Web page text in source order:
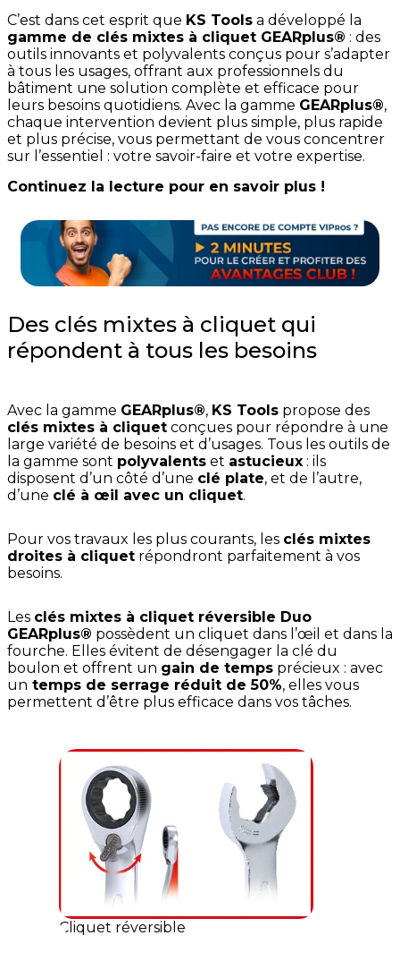
C’est dans cet esprit que KS Tools a développé la
gamme de clés mixtes à cliquet GEARplus® : des
outils innovants et polyvalents conçus pour s’adapter
à tous les usages, offrant aux professionnels du
bâtiment une solution complète et efficace pour
leurs besoins quotidiens. Avec la gamme GEARplus®,
chaque intervention devient plus simple, plus rapide
et plus précise, vous permettant de vous concentrer
sur l’essentiel : votre savoir-faire et votre expertise.
Continuez la lecture pour en savoir plus !
Des clés mixtes à cliquet qui
répondent à tous les besoins
Avec la gamme GEARplus®, KS Tools propose des
clés mixtes à cliquet conçues pour répondre à une
large variété de besoins et d’usages. Tous les outils de
la gamme sont polyvalents et astucieux : ils
disposent d’un côté d’une clé plate, et de l’autre,
d’une clé à œil avec un cliquet.
Pour vos travaux les plus courants, les clés mixtes
droites à cliquet répondront parfaitement à vos
besoins.
Les clés mixtes à cliquet réversible Duo
GEARplus® possèdent un cliquet dans l’œil et dans la
fourche. Elles évitent de désengager la clé du
boulon et offrent un gain de temps précieux : avec
un temps de serrage réduit de 50%, elles vous
permettent d’être plus efficace dans vos tâches.
Cliquet réversible